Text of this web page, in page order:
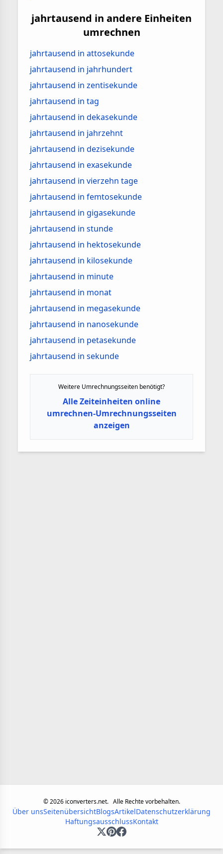
jahrtausend in andere Einheiten
umrechnen
jahrtausend in attosekunde
jahrtausend in jahrhundert
jahrtausend in zentisekunde
jahrtausend in tag
jahrtausend in dekasekunde
jahrtausend in jahrzehnt
jahrtausend in dezisekunde
jahrtausend in exasekunde
jahrtausend in vierzehn tage
jahrtausend in femtosekunde
jahrtausend in gigasekunde
jahrtausend in stunde
jahrtausend in hektosekunde
jahrtausend in kilosekunde
jahrtausend in minute
jahrtausend in monat
jahrtausend in megasekunde
jahrtausend in nanosekunde
jahrtausend in petasekunde
jahrtausend in sekunde
Weitere Umrechnungsseiten benötigt?
Alle Zeiteinheiten online
umrechnen-Umrechnungsseiten
anzeigen
©2026iconverters.net. Alle Rechte vorbehalten.
Über unsSeitenübersichtBlogsArtikelDatenschutzerklärung
HaftungsausschlussKontakt